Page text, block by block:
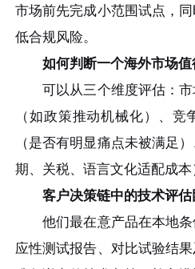
市场前先完成小范围试点，
低合规风险。
如何判断一个海外市场值
可以从三个维度评估：市
（如政策推动机械化）、
（是否有明显痛点未被满足
期、关税、语言文化适配成本
客户决策链中的技术评
他们最在意产品在本地条
应性测试报告、对比试验结